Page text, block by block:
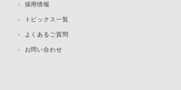
採用情報
トピックス一覧
よくあるご質問
お問い合わせ